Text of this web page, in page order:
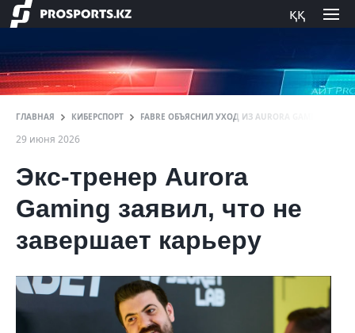
ққ
ГЛАВНАЯ КИБЕРСПОРТ FABRE ОБЪЯСНИЛ УХОД ИЗ AURORA GAMING:
29 июня 2026
Экс-тренер Aurora
Gaming заявил, что не
завершает карьеру